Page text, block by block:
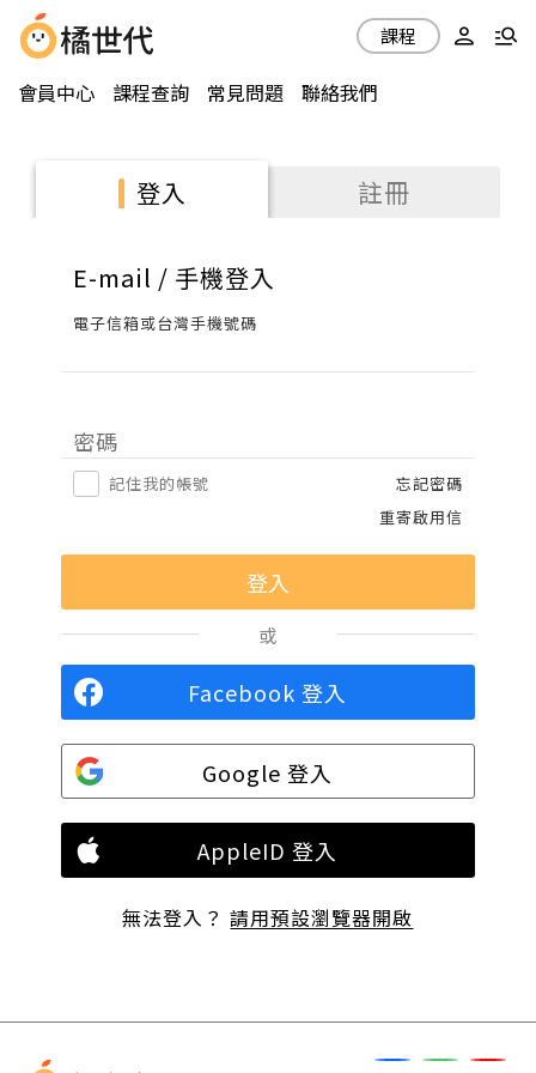
會員中心 課程查詢 常見問題 聯絡我們
課程
登入 註冊
E-mail / 手機登入
電子信箱或台灣手機號碼
密碼
記住我的帳號
忘記密碼
重寄啟用信
或
Facebook 登入
Google 登入
AppleID 登入
無法登入？請用預設瀏覽器開啟